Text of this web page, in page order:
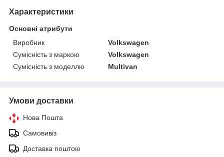
Характеристики
Основні атрибути
Виробник
Volkswagen
Сумісність з маркою
Volkswagen
Сумісність з моделлю
Multivan
Умови доставки
Нова Пошта
Самовивіз
Доставка поштою